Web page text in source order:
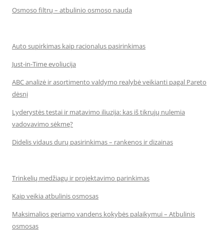
Osmoso filtrų – atbulinio osmoso nauda
Auto supirkimas kaip racionalus pasirinkimas
Just-in-Time evoliucija
ABC analizė ir asortimento valdymo realybė veikianti pagal Pareto
dėsnį
Lyderystės testai ir matavimo iliuzija: kas iš tikrųjų nulemia
vadovavimo sėkmę?
Didelis vidaus durų pasirinkimas – rankenos ir dizainas
Trinkelių medžiagų ir projektavimo parinkimas
Kaip veikia atbulinis osmosas
Maksimalios geriamo vandens kokybės palaikymui – Atbulinis
osmosas